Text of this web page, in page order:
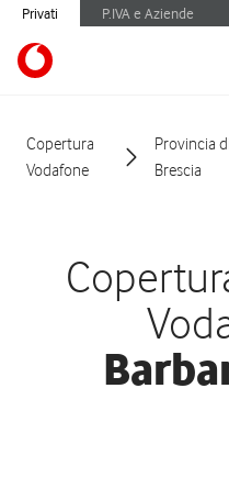
Privati P.IVA e Aziende
Copertura
Vodafone
Provincia di
Brescia